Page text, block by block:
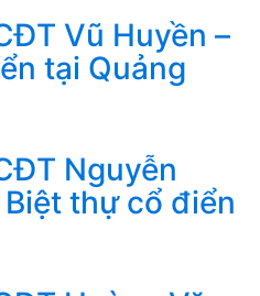
Vũ Huyền –
tại Quảng
Nguyễn
thự cổ điển